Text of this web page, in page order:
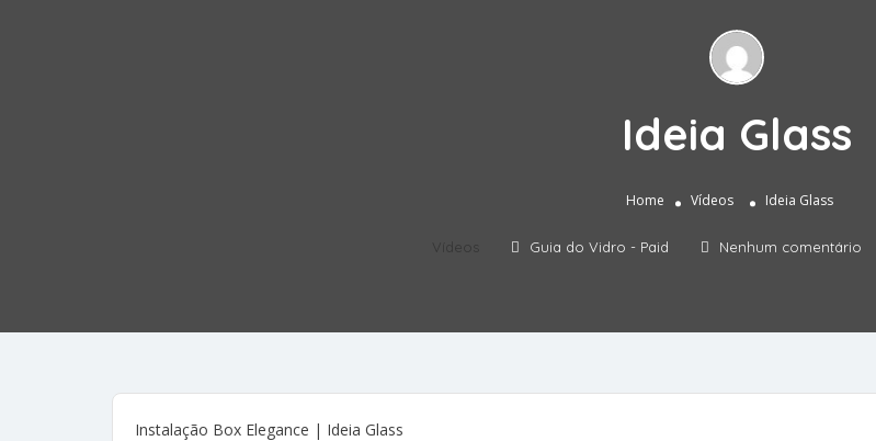
Ideia Glass
Home Vídeos Ideia Glass
Vídeos Guia do Vidro - Paid Nenhum comentário
Instalação Box Elegance | Ideia Glass